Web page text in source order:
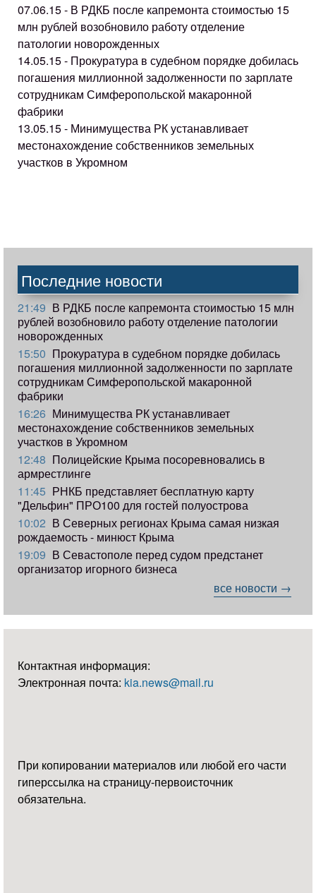
07.06.15 - В РДКБ после капремонта стоимостью 15
млн рублей возобновило работу отделение
патологии новорожденных
14.05.15 - Прокуратура в судебном порядке добилась
погашения миллионной задолженности по зарплате
сотрудникам Симферопольской макаронной
фабрики
13.05.15 - Минимущества РК устанавливает
местонахождение собственников земельных
участков в Укромном
Последние новости
21:49 В РДКБ после капремонта стоимостью 15 млн
рублей возобновило работу отделение патологии
новорожденных
15:50 Прокуратура в судебном порядке добилась
погашения миллионной задолженности по зарплате
сотрудникам Симферопольской макаронной
фабрики
16:26 Минимущества РК устанавливает
местонахождение собственников земельных
участков в Укромном
12:48 Полицейские Крыма посоревновались в
армрестлинге
11:45 РНКБ представляет бесплатную карту
"Дельфин" ПРО100 для гостей полуострова
10:02 В Северных регионах Крыма самая низкая
рождаемость - минюст Крыма
19:09 В Севастополе перед судом предстанет
организатор игорного бизнеса
все новости →
Контактная информация:
Электронная почта: kia.news@mail.ru
При копировании материалов или любой его части
гиперссылка на страницу-первоисточник
обязательна.